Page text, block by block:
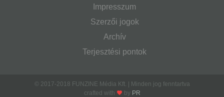
Impresszum
Szerzői jogok
Archív
Terjesztési pontok
© 2017-2018 FUNZINE Média Kft. | Minden jog fenntartva
crafted with
by PR